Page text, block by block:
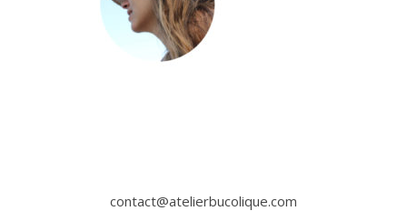
contact@atelierbucolique.com